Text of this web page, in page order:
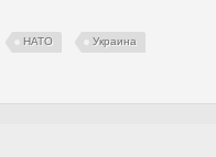
НАТО Украина